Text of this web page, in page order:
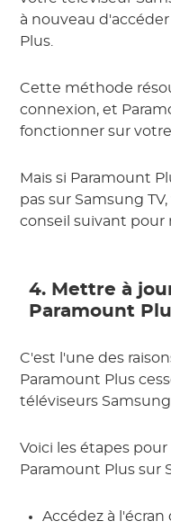
à nouveau
Plus.
Cette méthode
connexion, et
fonctionner sur
Mais si Paramount
pas sur Samsung
conseil suivant pour
4. Mettre à
Paramount
C'est l'une des
Paramount Plus
téléviseurs Samsung.
Voici les étapes
Paramount Plus sur
Accédez à